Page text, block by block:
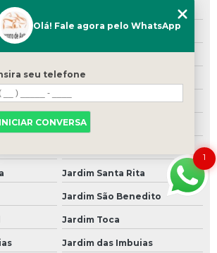
de Arrancada
Popular
Carro
de Carro
para Carro
Jardim Orion
Jardim Primavera
Jardim Regis
Jardim República
Jardim Santa Rita
Jardim São Benedito
Jardim Toca
Jardim das Imbuias
1
Olá! Fale agora pelo WhatsApp
seu telefone
INICIAR CONVERSA